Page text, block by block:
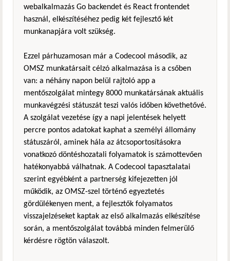
webalkalmazás Go backendet és React frontendet
használ, elkészítéséhez pedig két fejlesztő két
munkanapjára volt szükség.
Ezzel párhuzamosan már a Codecool második, az
OMSZ munkatársait célzó alkalmazása is a csőben
van: a néhány napon belül rajtoló app a
mentőszolgálat mintegy 8000 munkatársának aktuális
munkavégzési státuszát teszi valós időben követhetővé.
A szolgálat vezetése így a napi jelentések helyett
percre pontos adatokat kaphat a személyi állomány
státuszáról, aminek hála az átcsoportosításokra
vonatkozó döntéshozatali folyamatok is számottevően
hatékonyabbá válhatnak. A Codecool tapasztalatai
szerint egyébként a partnerség kifejezetten jól
működik, az OMSZ-szel történő egyeztetés
gördülékenyen ment, a fejlesztők folyamatos
visszajelzéseket kaptak az első alkalmazás elkészítése
során, a mentőszolgálat továbbá minden felmerülő
kérdésre rögtön válaszolt.